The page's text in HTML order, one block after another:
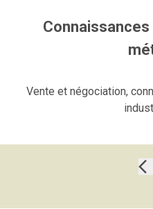
Vente et négociation,